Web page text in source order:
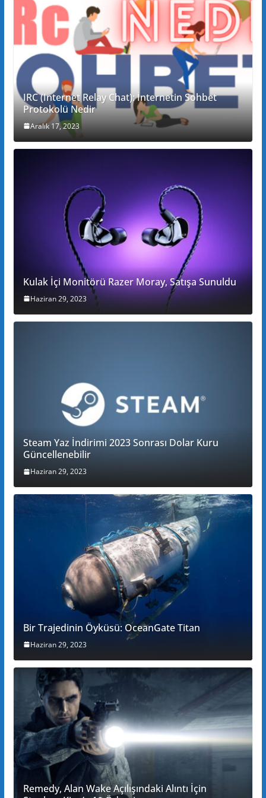
IRC (Internet Relay Chat): İnternetin Sohbet
Protokolü Nedir
Aralık 17, 2023
Kulak İçi Monitörü Razer Moray, Satışa Sunuldu
Haziran 29, 2023
Steam Yaz İndirimi 2023 Sonrası Dolar Kuru
Güncellenebilir
Haziran 29, 2023
Bir Trajedinin Öyküsü: OceanGate Titan
Haziran 29, 2023
Remedy, Alan Wake Açılışındaki Alıntı İçin